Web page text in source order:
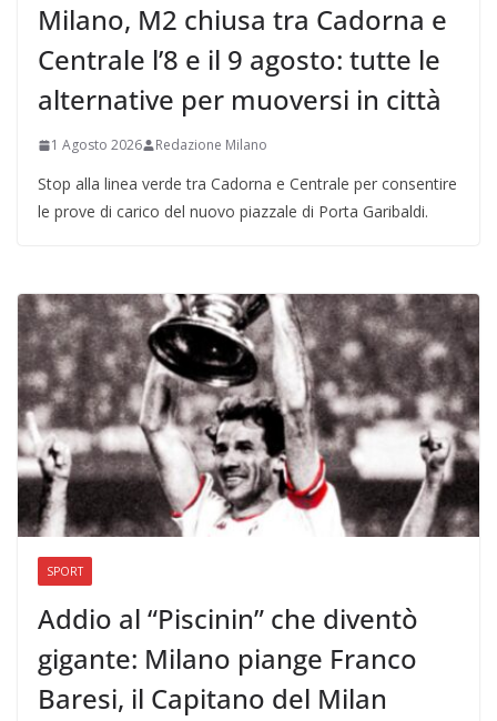
Milano, M2 chiusa tra Cadorna e
Centrale l’8 e il 9 agosto: tutte le
alternative per muoversi in città
1 Agosto 2026 Redazione Milano
Stop alla linea verde tra Cadorna e Centrale per consentire
le prove di carico del nuovo piazzale di Porta Garibaldi.
SPORT
Addio al “Piscinin” che diventò
gigante: Milano piange Franco
Baresi, il Capitano del Milan